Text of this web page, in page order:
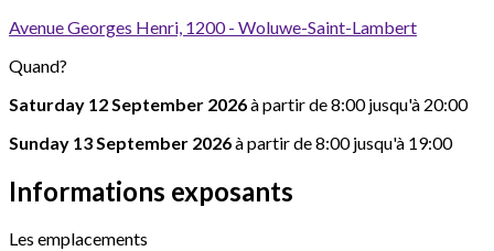
Avenue Georges Henri, 1200 - Woluwe-Saint-Lambert
Quand?
Saturday 12 September 2026à partir de 8:00 jusqu'à 20:00
Sunday 13 September 2026à partir de 8:00 jusqu'à 19:00
Informations exposants
Les emplacements